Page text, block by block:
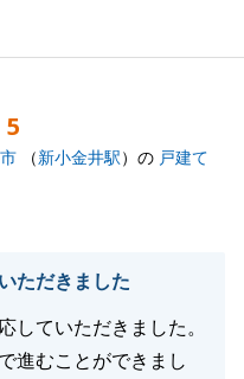
り事がございましたら
5
（新小金井駅）の 戸建て
ただきました
していただきました。
進むことができまし